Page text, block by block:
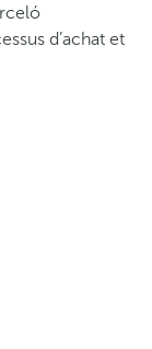
d’achat et